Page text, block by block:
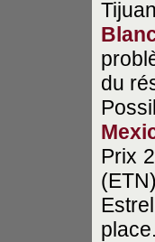
du
Prix
place.